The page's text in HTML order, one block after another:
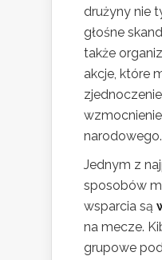
drużyny nie
głośne
także
akcje, które
narodowego.
Jednym z
sposobów
wsparcia są
na mecze.
grupowe